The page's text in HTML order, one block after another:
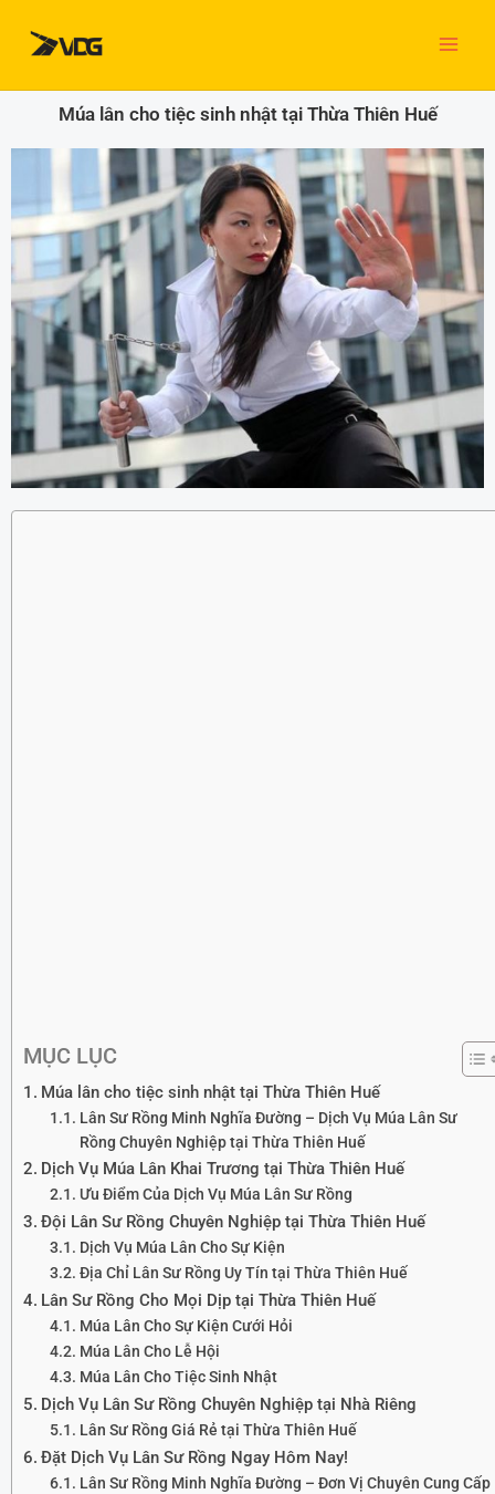
dung
Múa lân cho tiệc sinh nhật tại Thừa Thiên Huế
MỤC LỤC
Múa lân cho tiệc sinh nhật tại Thừa Thiên Huế
Lân Sư Rồng Minh Nghĩa Đường – Dịch Vụ Múa Lân Sư
Rồng Chuyên Nghiệp tại Thừa Thiên Huế
Dịch Vụ Múa Lân Khai Trương tại Thừa Thiên Huế
Ưu Điểm Của Dịch Vụ Múa Lân Sư Rồng
Đội Lân Sư Rồng Chuyên Nghiệp tại Thừa Thiên Huế
Dịch Vụ Múa Lân Cho Sự Kiện
Địa Chỉ Lân Sư Rồng Uy Tín tại Thừa Thiên Huế
Lân Sư Rồng Cho Mọi Dịp tại Thừa Thiên Huế
Múa Lân Cho Sự Kiện Cưới Hỏi
Múa Lân Cho Lễ Hội
Múa Lân Cho Tiệc Sinh Nhật
Dịch Vụ Lân Sư Rồng Chuyên Nghiệp tại Nhà Riêng
Lân Sư Rồng Giá Rẻ tại Thừa Thiên Huế
Đặt Dịch Vụ Lân Sư Rồng Ngay Hôm Nay!
Lân Sư Rồng Minh Nghĩa Đường – Đơn Vị Chuyên Cung Cấp